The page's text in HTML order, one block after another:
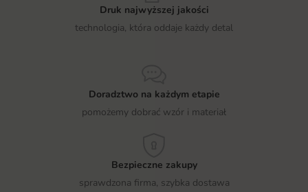
Druk najwyższej jakości
technologia, która oddaje każdy detal
Doradztwo na każdym etapie
pomożemy dobrać wzór i materiał
Bezpieczne zakupy
sprawdzona firma, szybka dostawa